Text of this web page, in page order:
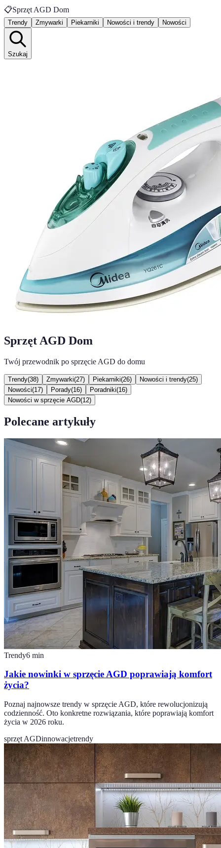
📋Sprzęt AGD Dom
Trendy Zmywarki Piekarniki Nowości i trendy Nowości
Szukaj
Sprzęt AGD Dom
Twój przewodnik po sprzęcie AGD do domu
Trendy(38) Zmywarki(27) Piekarniki(26) Nowości i trendy(25)
Nowości(17) Porady(16) Poradniki(16)
Nowości w sprzęcie AGD(12)
Polecane artykuły
Trendy6 min
Jakie nowinki w sprzęcie AGD poprawiają komfort
życia?
Poznaj najnowsze trendy w sprzęcie AGD, które rewolucjonizują
codzienność. Oto konkretne rozwiązania, które poprawiają komfort
życia w 2026 roku.
sprzęt AGDinnowacjetrendy